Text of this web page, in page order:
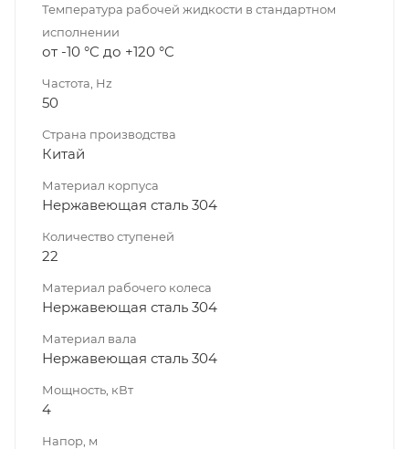
Температура рабочей жидкости в стандартном
исполнении
от -10 °C до +120 °C
Частота, Hz
50
Страна производства
Китай
Материал корпуса
Нержавеющая сталь 304
Количество ступеней
22
Материал рабочего колеса
Нержавеющая сталь 304
Материал вала
Нержавеющая сталь 304
Мощность, кВт
4
Напор, м